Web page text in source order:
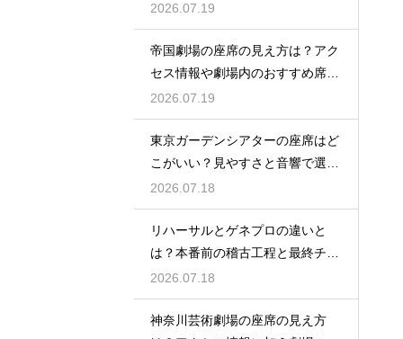
越える姿に感動
2026.07.19
帝国劇場の座席の見え方は？アク
セス情報や劇場内のおすすめ席を
徹底ガイド
2026.07.19
東京ガーデンシアターの座席はど
こがいい？見やすさと音響で選ぶ
おすすめのポジション
2026.07.18
リハーサルとゲネプロの違いと
は？本番前の稽古工程と最終チェ
ックの意味を解説
2026.07.18
神奈川芸術劇場の座席の見え方